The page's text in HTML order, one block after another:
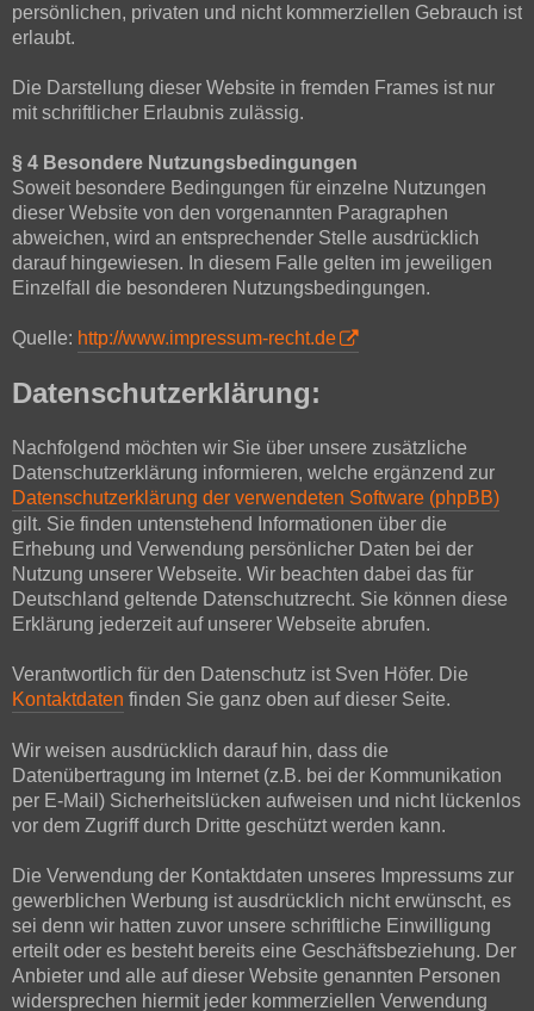
persönlichen, privaten und nicht kommerziellen Gebrauch ist
erlaubt.
Die Darstellung dieser Website in fremden Frames ist nur
mit schriftlicher Erlaubnis zulässig.
§ 4 Besondere Nutzungsbedingungen
Soweit besondere Bedingungen für einzelne Nutzungen
dieser Website von den vorgenannten Paragraphen
abweichen, wird an entsprechender Stelle ausdrücklich
darauf hingewiesen. In diesem Falle gelten im jeweiligen
Einzelfall die besonderen Nutzungsbedingungen.
Quelle: http://www.impressum-recht.de
Datenschutzerklärung:
Nachfolgend möchten wir Sie über unsere zusätzliche
Datenschutzerklärung informieren, welche ergänzend zur
Datenschutzerklärung der verwendeten Software (phpBB)
gilt. Sie finden untenstehend Informationen über die
Erhebung und Verwendung persönlicher Daten bei der
Nutzung unserer Webseite. Wir beachten dabei das für
Deutschland geltende Datenschutzrecht. Sie können diese
Erklärung jederzeit auf unserer Webseite abrufen.
Verantwortlich für den Datenschutz ist Sven Höfer. Die
Kontaktdaten finden Sie ganz oben auf dieser Seite.
Wir weisen ausdrücklich darauf hin, dass die
Datenübertragung im Internet (z.B. bei der Kommunikation
per E-Mail) Sicherheitslücken aufweisen und nicht lückenlos
vor dem Zugriff durch Dritte geschützt werden kann.
Die Verwendung der Kontaktdaten unseres Impressums zur
gewerblichen Werbung ist ausdrücklich nicht erwünscht, es
sei denn wir hatten zuvor unsere schriftliche Einwilligung
erteilt oder es besteht bereits eine Geschäftsbeziehung. Der
Anbieter und alle auf dieser Website genannten Personen
widersprechen hiermit jeder kommerziellen Verwendung